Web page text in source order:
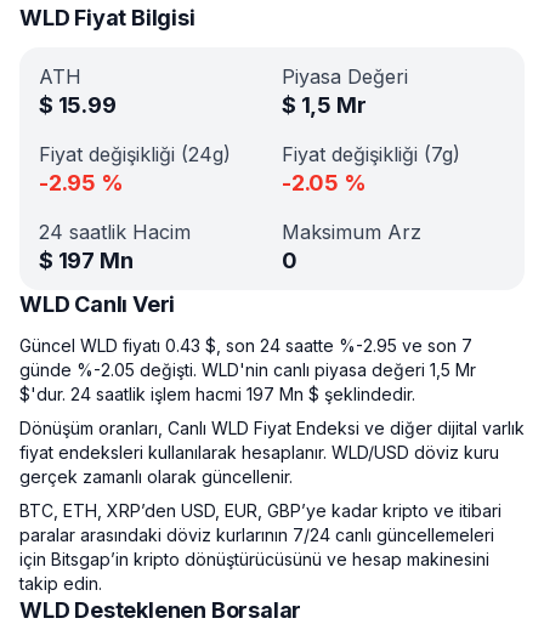
WLD Fiyat Bilgisi
ATH
$ 15.99
Piyasa Değeri
$ 1,5 Mr
Fiyat değişikliği (24g)
-2.95 %
Fiyat değişikliği (7g)
-2.05 %
24 saatlik Hacim
$ 197 Mn
Maksimum Arz
0
WLD Canlı Veri
Güncel WLD fiyatı 0.43 $, son 24 saatte %-2.95 ve son 7
günde %-2.05 değişti. WLD'nin canlı piyasa değeri 1,5 Mr
$'dur. 24 saatlik işlem hacmi 197 Mn $ şeklindedir.
Dönüşüm oranları, Canlı WLD Fiyat Endeksi ve diğer dijital varlık
fiyat endeksleri kullanılarak hesaplanır. WLD/USD döviz kuru
gerçek zamanlı olarak güncellenir.
BTC, ETH, XRP’den USD, EUR, GBP’ye kadar kripto ve itibari
paralar arasındaki döviz kurlarının 7/24 canlı güncellemeleri
için Bitsgap’in kripto dönüştürücüsünü ve hesap makinesini
takip edin.
WLD Desteklenen Borsalar